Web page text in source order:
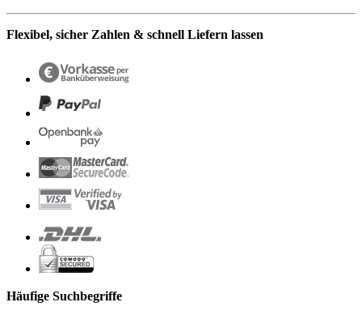
Flexibel, sicher Zahlen & schnell Liefern lassen
Häufige Suchbegriffe